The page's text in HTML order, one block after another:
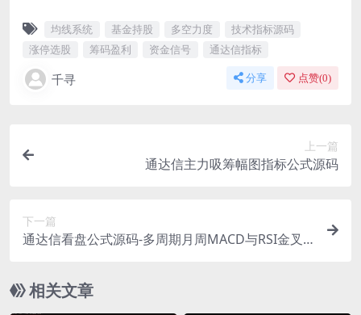
均线系统 基金持股 多空力度
技术指标源码
涨停选股
筹码盈利 资金信号 通达信指标
千寻 分享 点赞(0)
上一篇
通达信主力吸筹幅图指标公式源码
下一篇
通达信看盘公式源码-多周期月周MACD与RSI金叉
相关文章